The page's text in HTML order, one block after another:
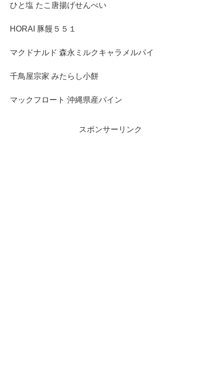
ひと塩 たこ唐揚げせんべい
HORAI 豚饅５５１
マクドナルド 森永ミルクキャラメルパイ
千鳥屋宗家 みたらし小餅
マックフロート 沖縄県産パイン
スポンサーリンク